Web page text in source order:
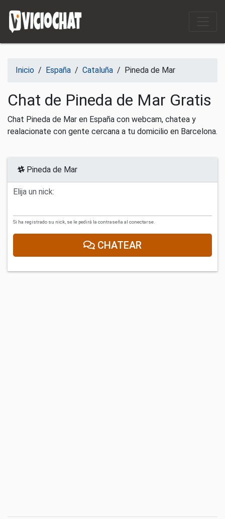
Inicio / España / Cataluña / Pineda de Mar
Chat de Pineda de Mar Gratis
Chat Pineda de Mar en España con webcam, chatea y
realacionate con gente cercana a tu domicilio en Barcelona.
Pineda de Mar
Elija un nick:
Si ha registrado su nick, se le pedirá la contraseña al conectarse.
CHATEAR